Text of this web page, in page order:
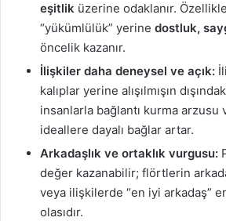
eşitlik üzerine odaklanır.
“yükümlülük” yerine dostluk,
öncelik kazanır.
İlişkiler daha deneysel ve açık:
kalıplar yerine alışılmışın
insanlarla bağlantı kurma arzusu
ideallere dayalı bağlar artar.
Arkadaşlık ve ortaklık vurgusu:
değer kazanabilir; flörtlerin
veya ilişkilerde “en iyi arkadaş”
olasıdır.